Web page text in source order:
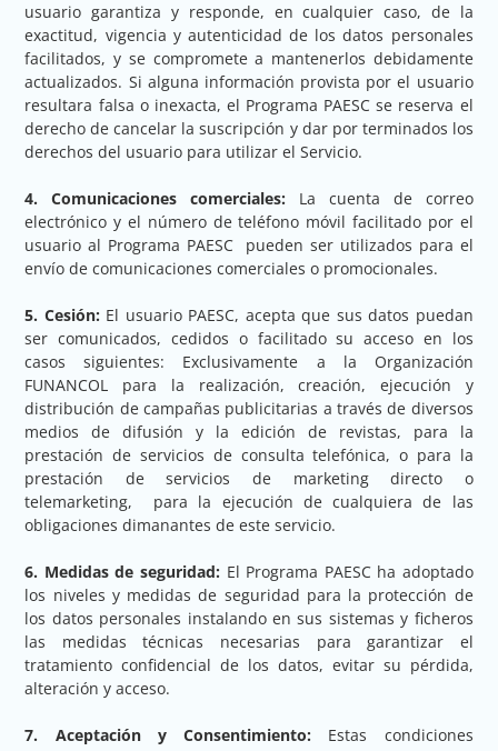
usuario garantiza y responde, en cualquier caso, de la
exactitud, vigencia y autenticidad de los datos personales
facilitados, y se compromete a mantenerlos debidamente
actualizados. Si alguna información provista por el usuario
resultara falsa o inexacta, el Programa PAESC se reserva el
derecho de cancelar la suscripción y dar por terminados los
derechos del usuario para utilizar el Servicio.
4. Comunicaciones comerciales: La cuenta de correo
electrónico y el número de teléfono móvil facilitado por el
usuario al Programa PAESC
pueden ser utilizados para el
envío de comunicaciones comerciales o promocionales.
5. Cesión: El usuario PAESC, acepta que sus datos puedan
ser comunicados, cedidos o facilitado su acceso en los
casos siguientes: Exclusivamente a la Organización
FUNANCOL para la realización, creación, ejecución y
distribución de campañas publicitarias a través de diversos
medios de difusión y la edición de revistas, para la
prestación de servicios de consulta telefónica, o para la
prestación de servicios de marketing directo o
telemarketing, para la ejecución de cualquiera de las
obligaciones dimanantes de este servicio.
6. Medidas de seguridad: El Programa PAESC ha adoptado
los niveles y medidas de seguridad para la protección de
los datos personales instalando en sus sistemas y ficheros
las medidas técnicas necesarias para garantizar el
tratamiento confidencial de los datos, evitar su pérdida,
alteración y acceso.
7. Aceptación y Consentimiento: Estas condiciones